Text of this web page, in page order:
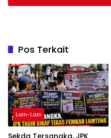
Pos Terkait
Lain-Lain